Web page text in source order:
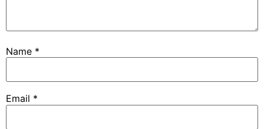
Name *
Email *